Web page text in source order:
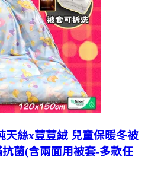
天絲x荳荳絨 兒童保暖冬被
菌(含兩面用被套-多款任